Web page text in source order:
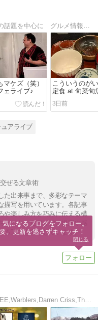
ケズ（笑）
ェライブ♪
こういうのが
定食 at 旬菜旬
3日前
アライブ
ぜる文章術
た出来事まで、多彩なテーマ
描写を用いています。各記事
や楽しみ方を巧みに伝える構
っとしたアイデア提案や感
工夫を凝らしています。
海外ドラマ、洋楽、アカペラなどGLEE,Warblers,Darren Criss,The Sing Off
気になるブログをフォロー。
。更新を逃さずキャッチ！
閉じる